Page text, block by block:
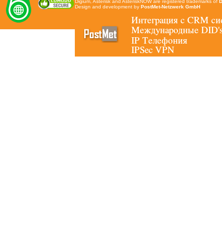
Digium, Asterisk and AsteriskNOW are registered trademarks of
Design and development by PostMet-Netzwerk GmbH